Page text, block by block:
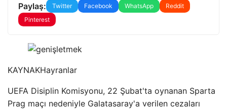
Paylaş: Twitter Facebook WhatsApp
Reddit
Pinterest
KAYNAKHayranlar
UEFA Disiplin Komisyonu, 22 Şubat'ta oynanan Sparta
Prag maçı nedeniyle Galatasaray'a verilen cezaları